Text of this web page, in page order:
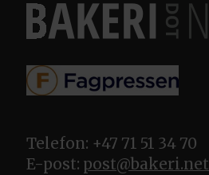
Telefon: +47 71 51 34 70
E-post: post@bakeri.net